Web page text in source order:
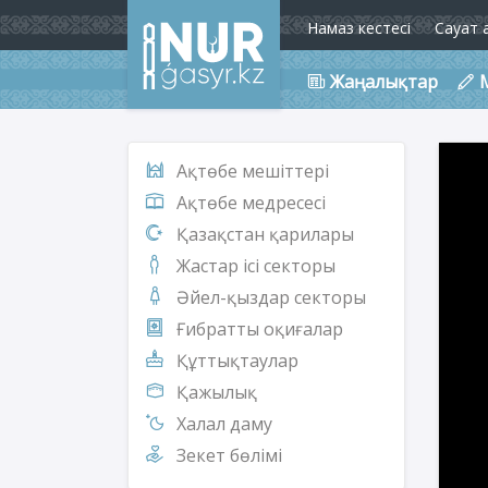
Намаз кестесі Сауат
Жаңалықтар
Ақтөбе мешіттері
Ақтөбе медресесі
Қазақстан қарилары
Жастар ісі секторы
Әйел-қыздар секторы
Ғибратты оқиғалар
Құттықтаулар
Қажылық
Халал даму
Зекет бөлімі